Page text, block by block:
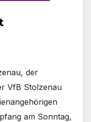
der
VfB Stolzenau
am Sonntag,